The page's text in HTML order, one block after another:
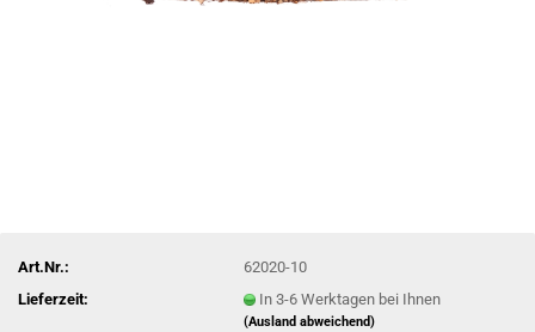
Art.Nr.:
62020-10
Lieferzeit:
In 3-6 Werktagen bei Ihnen
(Ausland abweichend)